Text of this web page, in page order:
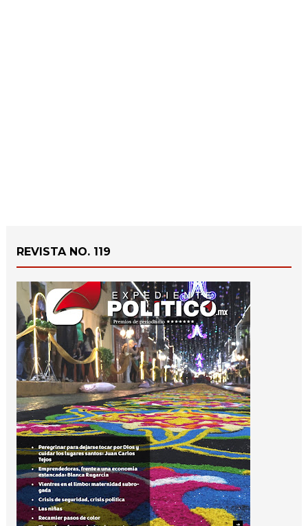
REVISTA NO. 119